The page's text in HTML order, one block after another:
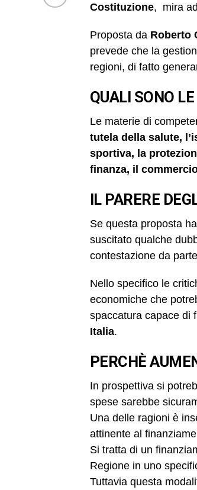
Costituzione, mira
Proposta da Roberto
prevede che la
regioni, di fatto
QUALI SONO
Le materie di
tutela della salute,
sportiva, la
finanza, il
IL PARERE
Se questa proposta
suscitato qualche
contestazione da
Nello specifico le
economiche che
spaccatura capace di
Italia.
PERCHÈ
In prospettiva si
spese sarebbe
Una delle ragioni è
attinente al
Si tratta di un
Regione in uno
Tuttavia questa